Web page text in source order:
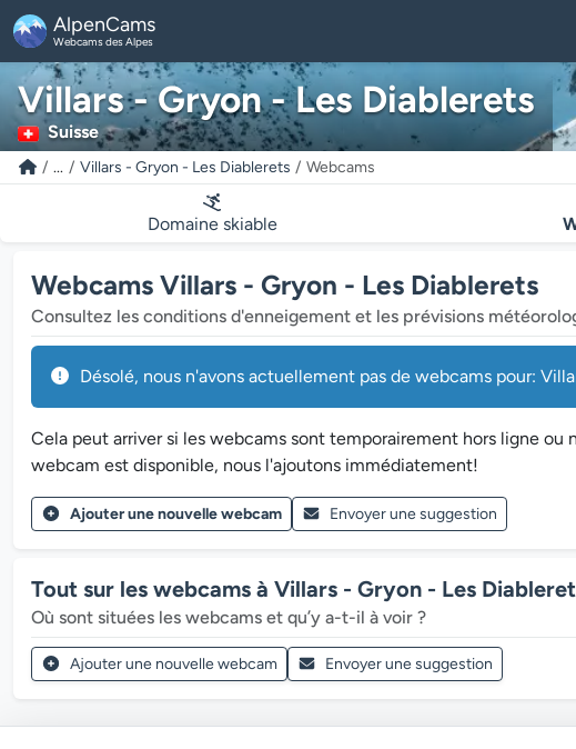
AlpenCams
Webcams des Alpes
Villars - Gryon - Les Diablerets
Suisse
... Villars - Gryon - Les Diablerets Webcams
Domaine skiable
Webcams Villars - Gryon - Les Diablerets
Consultez les conditions d'enneigement et les prévisions
Désolé, nous n'avons actuellement pas de webcams pour:
Cela peut arriver si les webcams sont temporairement hors ligne
webcam est disponible, nous l'ajoutons immédiatement!
Ajouter une nouvelle webcam Envoyer une suggestion
Tout sur les webcams à Villars - Gryon - Les
Où sont situées les webcams et qu’y a-t-il à voir ?
Ajouter une nouvelle webcam Envoyer une suggestion